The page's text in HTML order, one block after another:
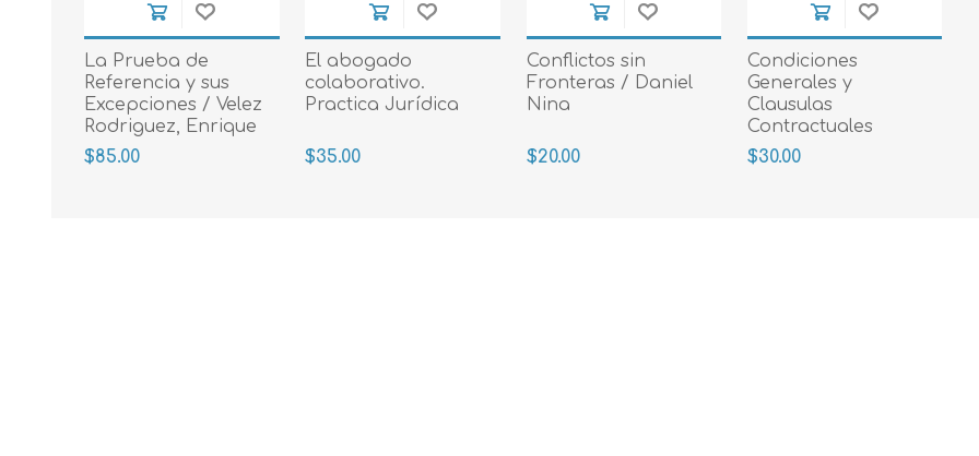
La Prueba de
Referencia y sus
Excepciones / Velez
Rodriguez, Enrique
2018
$85.00
El abogado
colaborativo.
Practica Jurídica
$35.00
Conflictos sin
Fronteras / Daniel
Nina
$20.00
Condiciones
Generales y
Clausulas
Contractuales
Impuestas
$30.00